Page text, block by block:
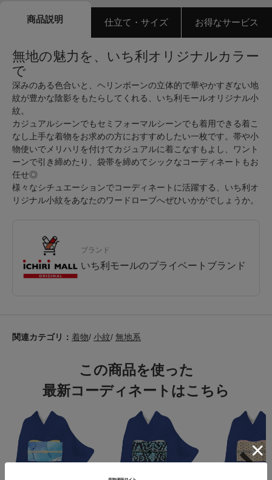
商品説明 仕立て・サイズ お得なサービス
無地の魅力を、いち利オリジナルカラー
で
深みのある色合いと、ヘリンボーンの立体的で華やかすぎない地
紋が豊かな陰影をもたらしてくれる、いち利モールオリジナル小
紋。
カジュアルシーンでもセミフォーマルシーンでも着用できる着こ
なし上手な着物をお求めの方におすすめしたい一枚です。帯や小
物使いでメリハリを付けてカジュアルに着こなすもよし、ワント
ーンで引き締めたり、袋帯を締めてシックなコーディネートもお
任せ◎
様々なシチュエーションでコーディネートに活躍する、いち利オ
リジナル小紋をあなたのワードローブへぜひいかがでしょうか。
ブランド
いち利モールのプライベートブランド
関連カテゴリ： 着物/ 小紋/ 無地系
この商品を使った
最新コーディネートはこちら